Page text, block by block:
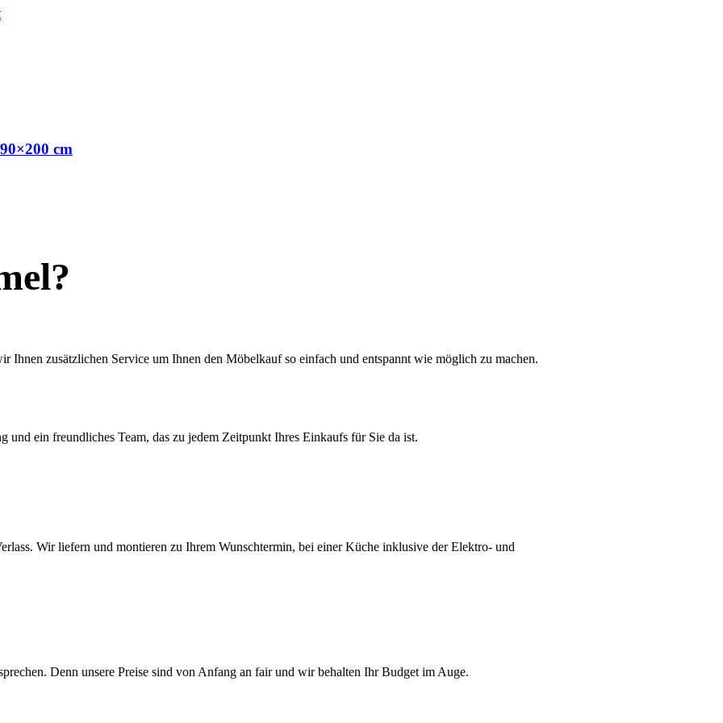
cm
Ihnen zusätzlichen Service um Ihnen den Möbelkauf so einfach und entspannt wie möglich zu machen.
und ein freundliches Team, das zu jedem Zeitpunkt Ihres Einkaufs für Sie da ist.
Wir liefern und montieren zu Ihrem Wunschtermin, bei einer Küche inklusive der Elektro- und
Denn unsere Preise sind von Anfang an fair und wir behalten Ihr Budget im Auge.